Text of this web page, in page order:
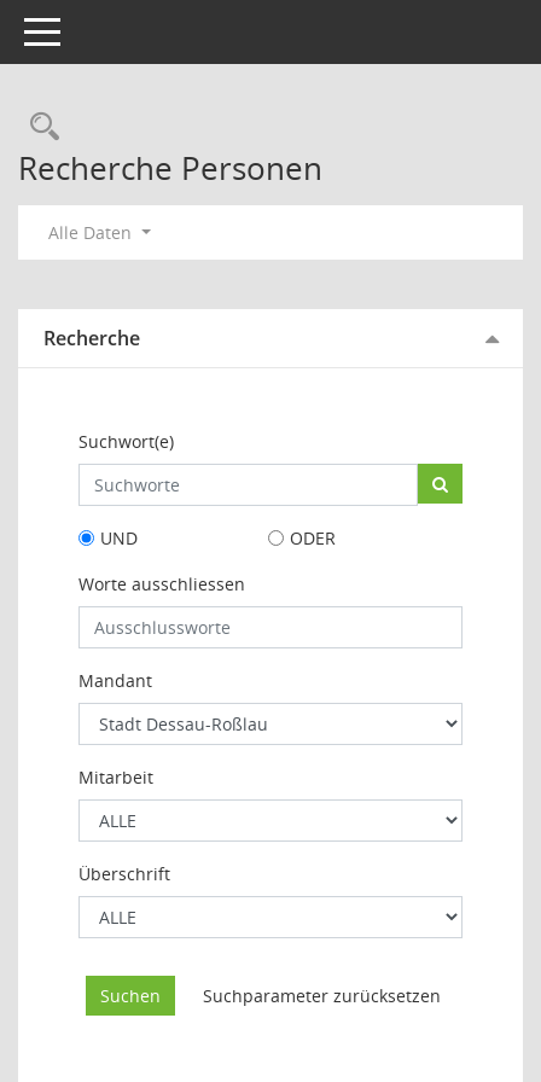
Toggle navigation
Rechercheauswahl
Recherche Personen
Alle Daten
Recherche
Suchwort(e)
UND
ODER
Worte ausschliessen
Mandant
Mitarbeit
Überschrift